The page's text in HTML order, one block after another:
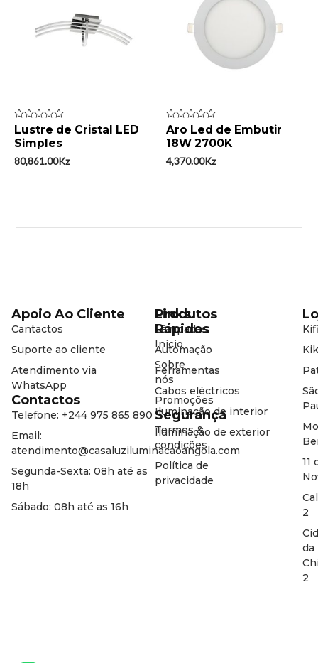
Avaliação
0
de
5
Lustre de Cristal LED
Simples
80,861.00Kz
Avaliação
0
de
5
Aro Led de Embutir
18W 2700K
4,370.00Kz
11
2
da
2
Produtos
Lâmpadas
Automação
Ferramentas
Cabos eléctricos
Iluminação de interior
Iluminação de exterior
Links
Rápidos
Início
Sobre
nós
Promoções
Segurança
Termos &
condições
Política de
privacidade
Apoio Ao Cliente
Cantactos
Suporte ao cliente
Atendimento via
WhatsApp
Contactos
Telefone: +244 975 865 890
Email:
atendimento@casaluziluminacaoangola.com
Segunda-Sexta: 08h até as
18h
Sábado: 08h até as 16h